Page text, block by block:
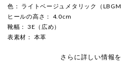
色 ： ライトベージュメタリック（LBGM
ヒールの高さ ： 4.0cm
靴幅 ： 3E（広め）
表素材 ： 本革
さらに詳しい情報